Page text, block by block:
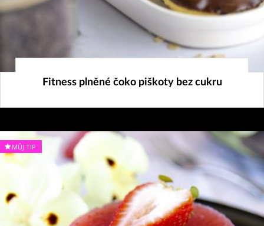
27. 10. 2024
Fitness plněné čoko piškoty bez cukru
MŮJ TIP